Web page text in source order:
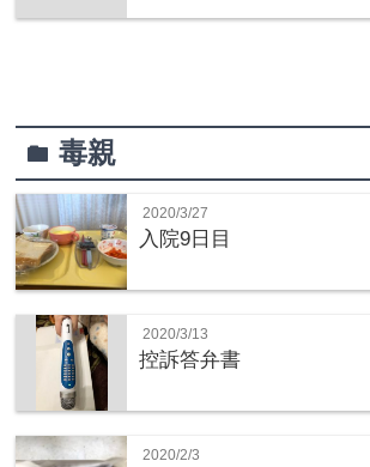
folder毒親
2020/3/27
入院9日目
2020/3/13
控訴答弁書
2020/2/3